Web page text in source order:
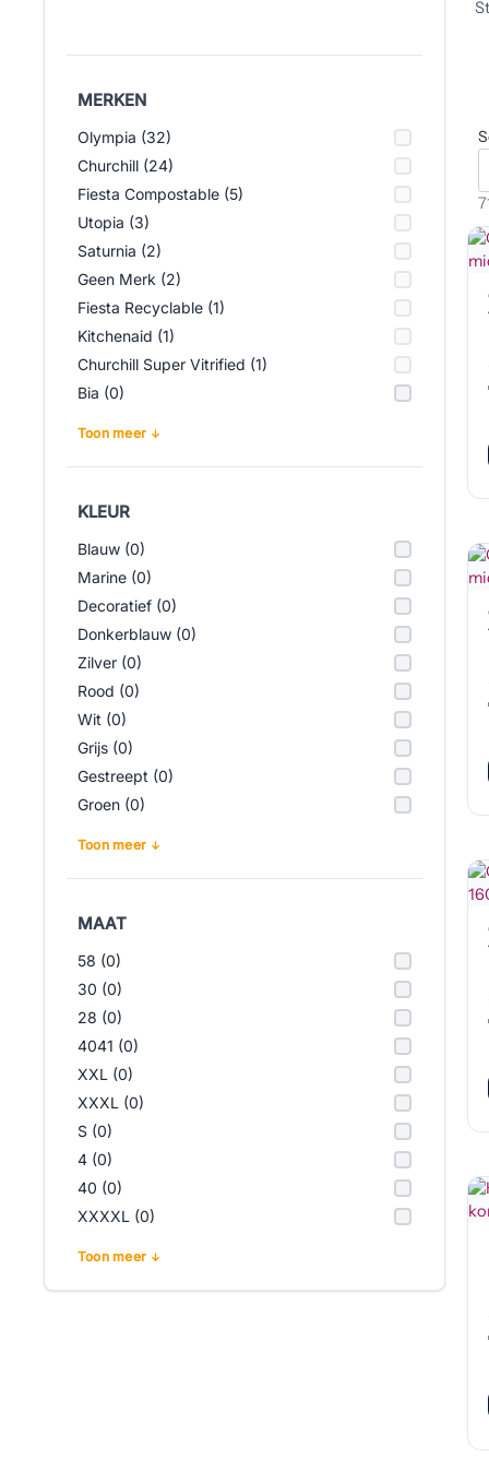
MERKEN
Olympia (32)
Churchill (24)
Fiesta Compostable (5)
Utopia (3)
Saturnia (2)
Geen Merk (2)
Fiesta Recyclable (1)
Kitchenaid (1)
Churchill Super Vitrified (1)
Bia (0)
Toon meer
KLEUR
Blauw (0)
Marine (0)
Decoratief (0)
Donkerblauw (0)
Zilver (0)
Rood (0)
Wit (0)
Grijs (0)
Gestreept (0)
Groen (0)
Toon meer
MAAT
58 (0)
30 (0)
28 (0)
4041 (0)
XXL (0)
XXXL (0)
S (0)
4 (0)
40 (0)
XXXXL (0)
Toon meer